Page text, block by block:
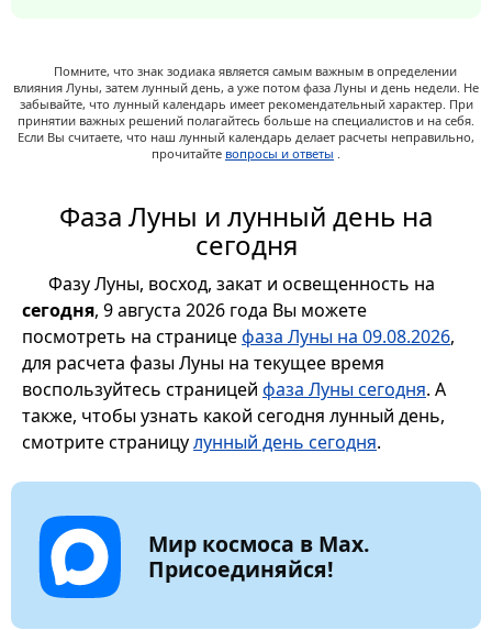
Помните, что знак зодиака является самым важным в определении
влияния Луны, затем лунный день, а уже потом фаза Луны и день недели. Не
забывайте, что лунный календарь имеет рекомендательный характер. При
принятии важных решений полагайтесь больше на специалистов и на себя.
Если Вы считаете, что наш лунный календарь делает расчеты неправильно,
прочитайте вопросы и ответы .
Фаза Луны и лунный день на
сегодня
Фазу Луны, восход, закат и освещенность на
сегодня, 9 августа 2026 года Вы можете
посмотреть на страницефаза Луны на 09.08.2026,
для расчета фазы Луны на текущее время
воспользуйтесь страницей фаза Луны сегодня. А
также, чтобы узнать какой сегодня лунный день,
смотрите страницулунный день сегодня.
Мир космоса в Max.
Присоединяйся!